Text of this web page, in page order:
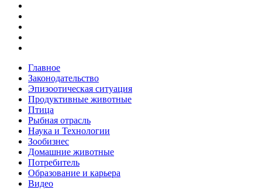
Главное
Законодательство
Эпизоотическая ситуация
Продуктивные животные
Птица
Рыбная отрасль
Наука и Технологии
Зообизнес
Домашние животные
Потребитель
Образование и карьера
Видео